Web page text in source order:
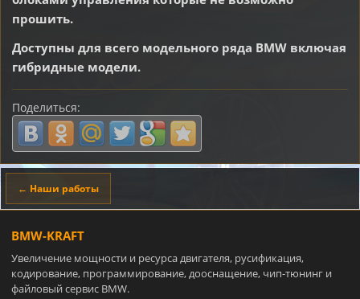
прошить.
Доступны для всего модельного ряда BMW включая
гибридные модели.
Поделиться:
← Наши работы
BMW-KRAFT
Увеличение мощности и ресурса двигателя, русификация,
кодирование, программирование, дооснащение, чип-тюнинг и
файловый сервис BMW.